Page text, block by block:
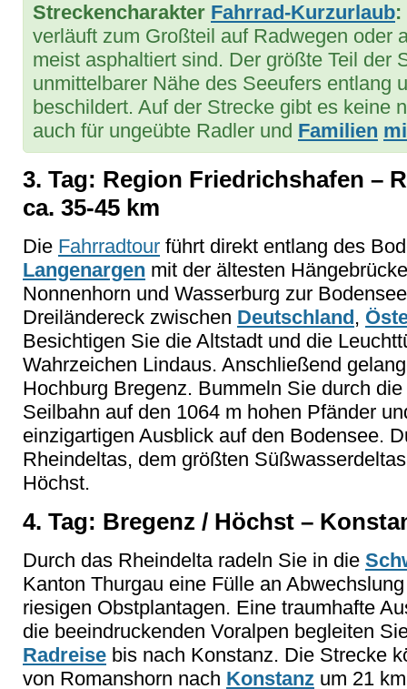
Streckencharakter Fahrrad-Kurzurlaub:
verläuft zum Großteil auf Radwegen oder
meist asphaltiert sind. Der größte Teil der
unmittelbarer Nähe des Seeufers entlang
beschildert. Auf der Strecke gibt es keine
auch für ungeübte Radler und Familien
3. Tag: Region Friedrichshafen –
ca. 35-45 km
Die Fahrradtour führt direkt entlang des
Langenargen mit der ältesten
Nonnenhorn und Wasserburg zur
Dreiländereck zwischen Deutschland ,
Besichtigen Sie die Altstadt und die
Wahrzeichen Lindaus. Anschließend
Hochburg Bregenz. Bummeln Sie durch
Seilbahn auf den 1064 m hohen Pfänder
einzigartigen Ausblick auf den Bodensee.
Rheindeltas, dem größten
Höchst.
4. Tag: Bregenz / Höchst –
Durch das Rheindelta radeln Sie in die
Kanton Thurgau eine Fülle an
riesigen Obstplantagen. Eine traumhafte
die beeindruckenden Voralpen begleiten
Radreise bis nach Konstanz. Die Strecke
von Romanshorn nach Konstanz um 21